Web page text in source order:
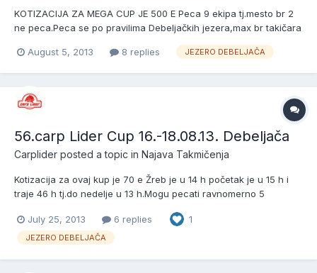
KOTIZACIJA ZA MEGA CUP JE 500 E Peca 9 ekipa tj.mesto br 2
ne peca.Peca se po pravilima Debeljačkih jezera,max br takičara
takmičenje i peca se do 14 h 22.09. NAGRADE SU 1.MESTO PEHAR
August 5, 2013 8 replies JEZERO DEBELJAČA
56.carp Lider Cup 16.-18.08.13. Debeljača
Carplider posted a topic in Najava Takmičenja
Kotizacija za ovaj kup je 70 e Žreb je u 14 h početak je u 15 h i
traje 46 h tj.do nedelje u 13 h.Mogu pecati ravnomerno 5
----PRIJAVLJENE EKIPE SU---- 1.CT CARP BUSTER-BGD 2.CT
CARP LIDER-DOBANOVCI 3.CT DUBOKO-OBRENOVAC 4.CT
July 25, 2013 6 replies 1
JEZERO DEBELJAČA